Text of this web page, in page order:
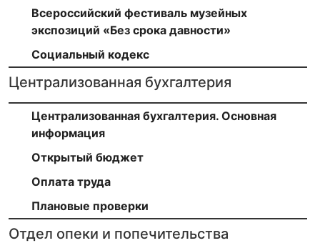
Всероссийский фестиваль музейных
экспозиций «Без срока давности»
Социальный кодекс
Централизованная бухгалтерия
Централизованная бухгалтерия. Основная
информация
Открытый бюджет
Оплата труда
Плановые проверки
Отдел опеки и попечительства